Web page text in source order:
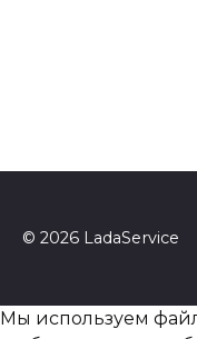
© 2026 LadaService
Мы используем